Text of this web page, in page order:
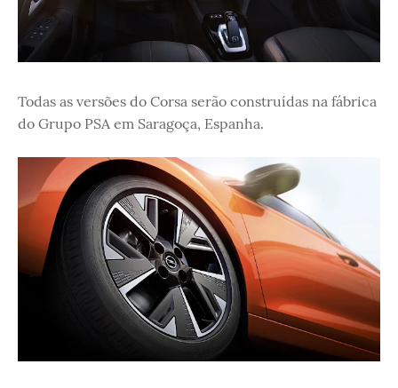
Todas as versões do Corsa serão construídas na fábrica
do Grupo PSA em Saragoça, Espanha.